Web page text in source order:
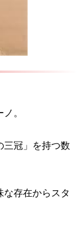
。
三冠」を持つ数
な存在からスタ